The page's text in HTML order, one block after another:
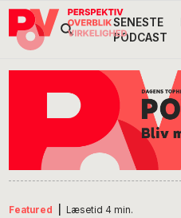
Gå
direkte
Skip
indhold
Gå
direkte
Header
SENESTE
PODCAST
Featured Læsetid 4 min.